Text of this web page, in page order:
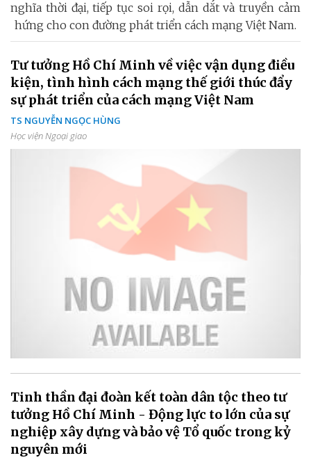
nghĩa thời đại, tiếp tục soi rọi, dẫn dắt và truyền cảm
hứng cho con đường phát triển cách mạng Việt Nam.
Tư tưởng Hồ Chí Minh về việc vận dụng điều
kiện, tình hình cách mạng thế giới thúc đẩy
sự phát triển của cách mạng Việt Nam
TS NGUYỄN NGỌC HÙNG
Học viện Ngoại giao
Tinh thần đại đoàn kết toàn dân tộc theo tư
tưởng Hồ Chí Minh - Động lực to lớn của sự
nghiệp xây dựng và bảo vệ Tổ quốc trong kỷ
nguyên mới